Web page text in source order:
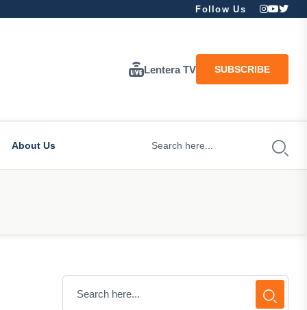
Follow Us
Lentera TV SUBSCRIBE
About Us